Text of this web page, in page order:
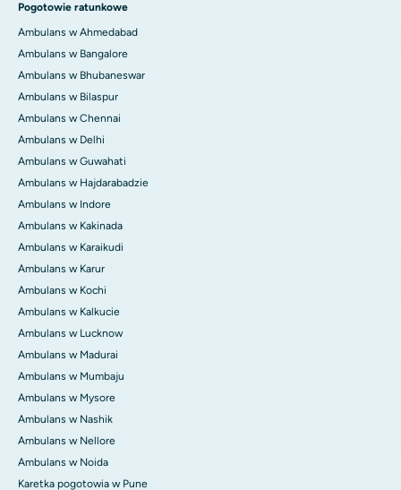
Pogotowie ratunkowe
Ambulans w Ahmedabad
Ambulans w Bangalore
Ambulans w Bhubaneswar
Ambulans w Bilaspur
Ambulans w Chennai
Ambulans w Delhi
Ambulans w Guwahati
Ambulans w Hajdarabadzie
Ambulans w Indore
Ambulans w Kakinada
Ambulans w Karaikudi
Ambulans w Karur
Ambulans w Kochi
Ambulans w Kalkucie
Ambulans w Lucknow
Ambulans w Madurai
Ambulans w Mumbaju
Ambulans w Mysore
Ambulans w Nashik
Ambulans w Nellore
Ambulans w Noida
Karetka pogotowia w Pune